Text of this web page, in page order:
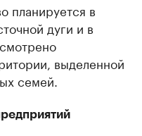
планируется в
дуги и в
выделенной
семей.